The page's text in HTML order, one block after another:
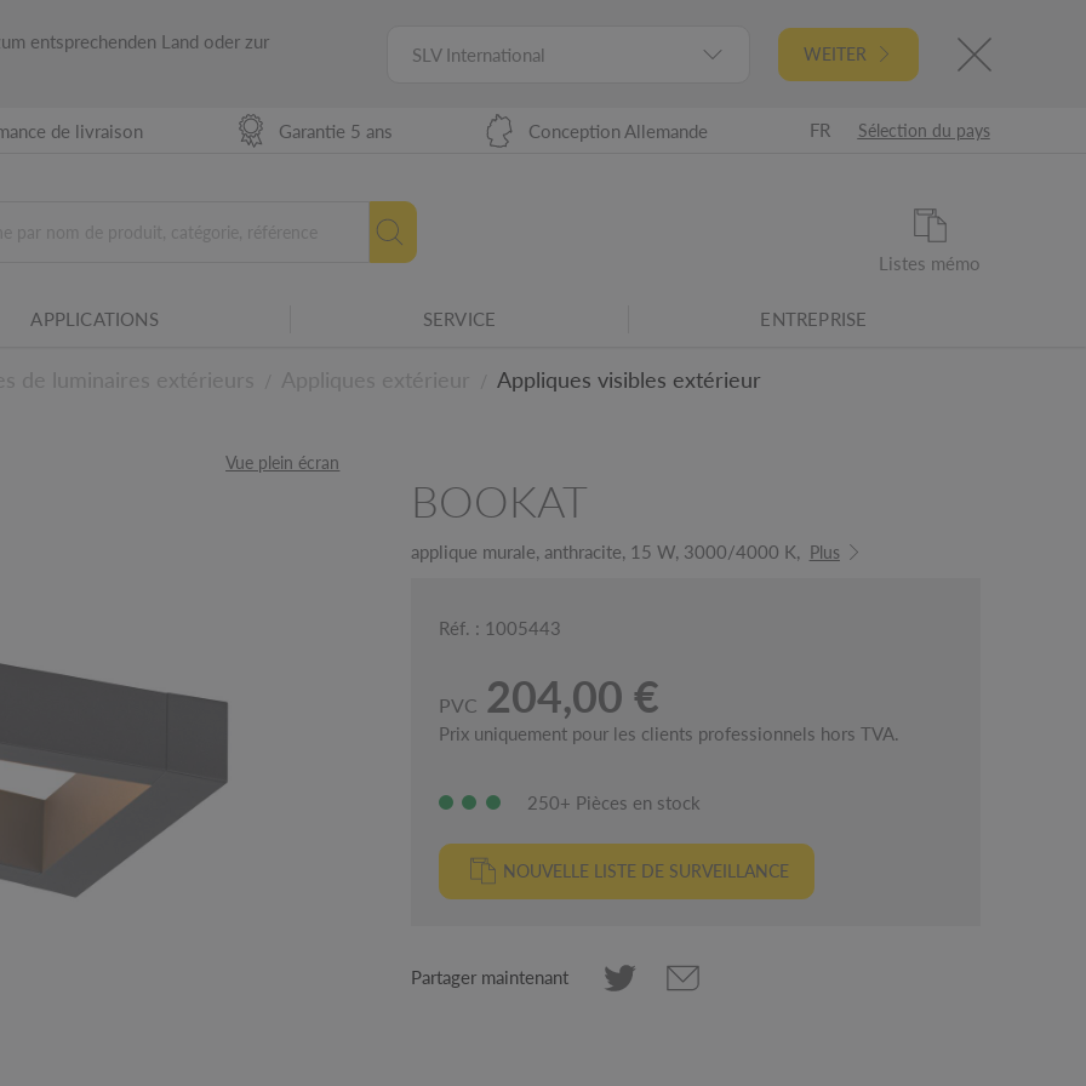
entsprechenden Land oder zur
SLV International WEITER
de livraison Garantie 5 ans Conception Allemande FR Sélection du pays
Listes mémo
APPLICATIONS SERVICE ENTREPRISE
Appliques visibles extérieur
Vue plein écran
le degré de résistance des boîtiers des
SLV.
ou 4000K lors de l'installation, à
BOOKAT
applique murale, anthracite, 15 W, 3000/4000 K, Plus
Réf. : 1005443
PVC 204,00 €
Prix uniquement pour les clients professionnels hors TVA.
250+ Pièces en stock
NOUVELLE LISTE DE SURVEILLANCE
Partager maintenant